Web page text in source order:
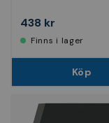
438 kr
Finns i lager
Köp